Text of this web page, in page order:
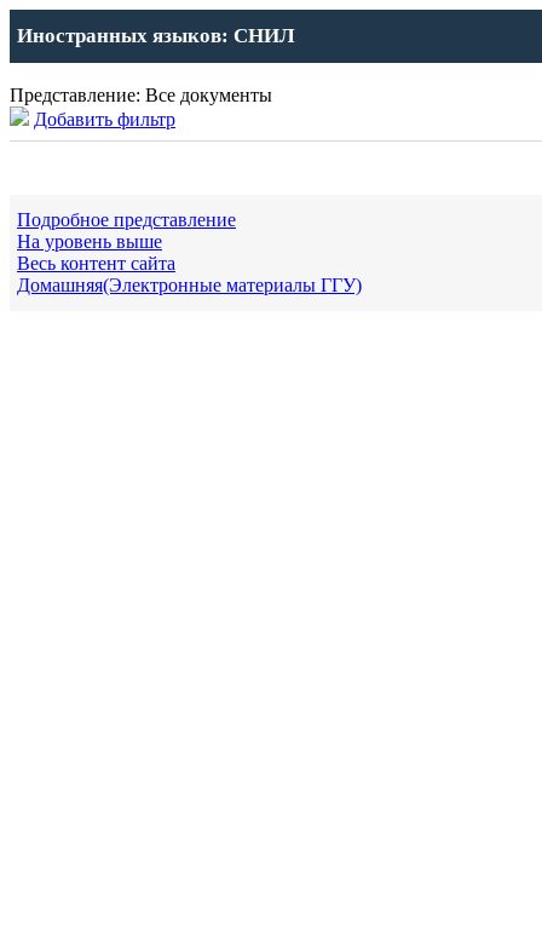
Иностранных языков: СНИЛ
Представление: Все документы
Добавить фильтр
Подробное представление
На уровень выше
Весь контент сайта
Домашняя(Электронные материалы ГГУ)